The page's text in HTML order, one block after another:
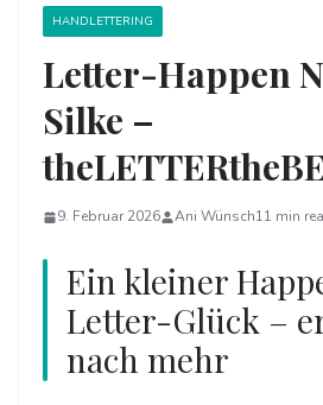
HANDLETTERING
Letter-Happen
Silke –
9. Februar 2026 Ani Wünsch11 min
Ein kleiner
Letter-Glück –
nach mehr